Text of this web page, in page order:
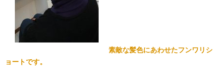
素敵な髪色にあわせたフンワリシ
ョートです。